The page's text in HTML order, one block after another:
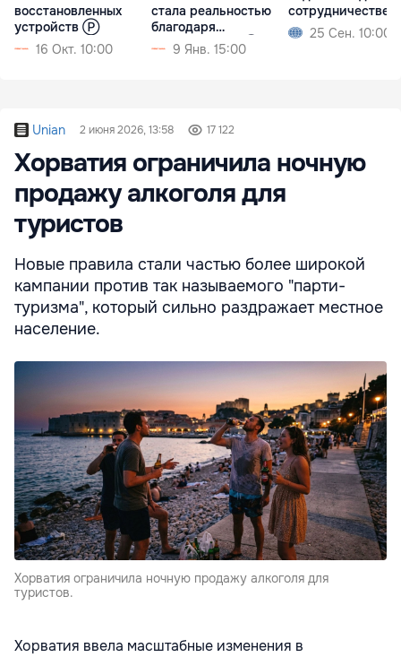
восстановленных
устройств Ⓟ
16 Окт. 10:00
стала реальностью
благодаря
потребителям Ⓟ
9 Янв. 15:00
сотрудничестве
25 Сен. 10:00
Unian 2 июня 2026, 13:58 17 122
Хорватия ограничила ночную
продажу алкоголя для
туристов
Новые правила стали частью более широкой
кампании против так называемого "парти-
туризма", который сильно раздражает местное
население.
Хорватия ограничила ночную продажу алкоголя для
туристов.
Хорватия ввела масштабные изменения в